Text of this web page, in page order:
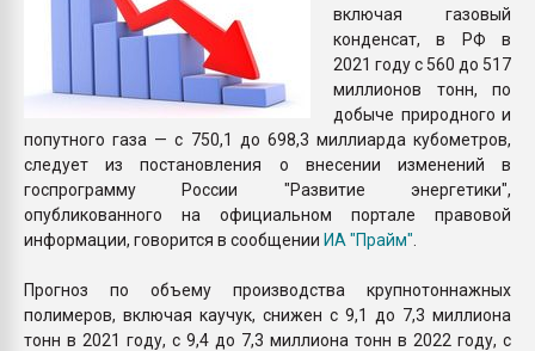
включая газовый
конденсат, в РФ в
2021 году с 560 до 517
миллионов тонн, по
добыче природного и
попутного газа — с 750,1 до 698,3 миллиарда кубометров,
следует из постановления о внесении изменений в
госпрограмму России "Развитие энергетики",
опубликованного на официальном портале правовой
информации, говорится в сообщении ИА "Прайм"
Прогноз по объему производства крупнотоннажных
полимеров, включая каучук, снижен с 9,1 до 7,3 миллиона
тонн в 2021 году, с 9,4 до 7,3 миллиона тонн в 2022 году, с